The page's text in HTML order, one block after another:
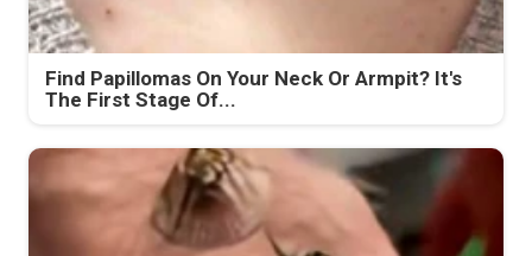
Find Papillomas On Your Neck Or Armpit? It's
The First Stage Of...